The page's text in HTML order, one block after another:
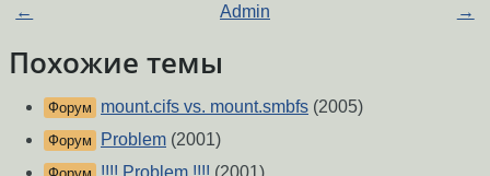
← Admin →
Похожие темы
Форум mount.cifs vs. mount.smbfs (2005)
Форум Problem (2001)
!!!! Problem !!!! (2001)